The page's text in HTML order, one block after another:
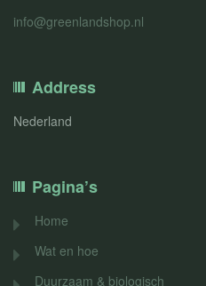
info@greenlandshop.nl
Address
Nederland
Pagina’s
Home
Wat en hoe
Duurzaam & biologisch